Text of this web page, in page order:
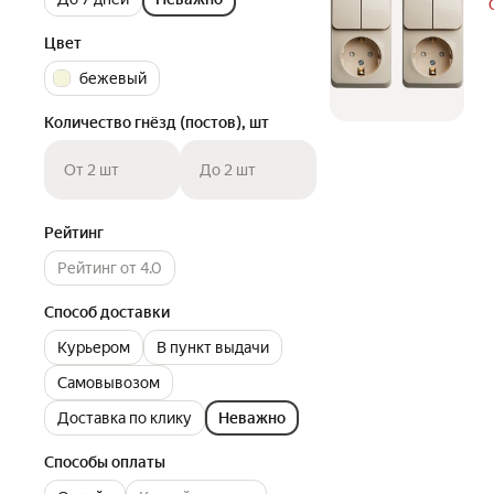
Цвет
бежевый
Количество гнёзд (постов), шт
От 2 шт До 2 шт
Рейтинг
Рейтинг от 4.0
Способ доставки
Курьером
В пункт выдачи
Самовывозом
Доставка по клику
Неважно
Способы оплаты